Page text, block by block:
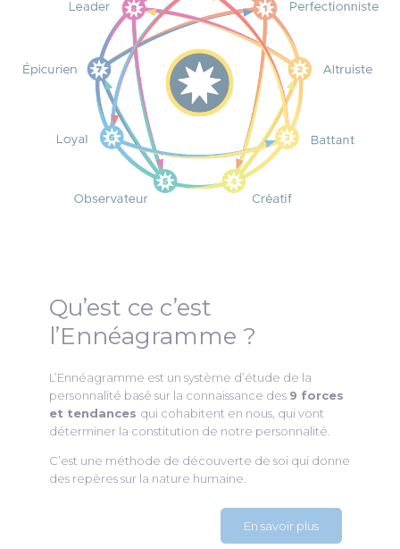
Qu’est ce c’est
l’Ennéagramme ?
L’Ennéagramme est un système d’étude de la
personnalité basé sur la connaissance des 9 forces
et tendances qui cohabitent en nous, qui vont
déterminer la constitution de notre personnalité.
C’est une méthode de découverte de soi qui donne
des repères sur la nature humaine.
En savoir plus